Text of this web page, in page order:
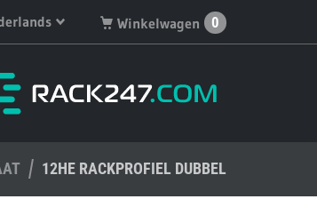
Winkelwagen 0
je winkelwagen.
12HE RACKPROFIEL DUBBEL